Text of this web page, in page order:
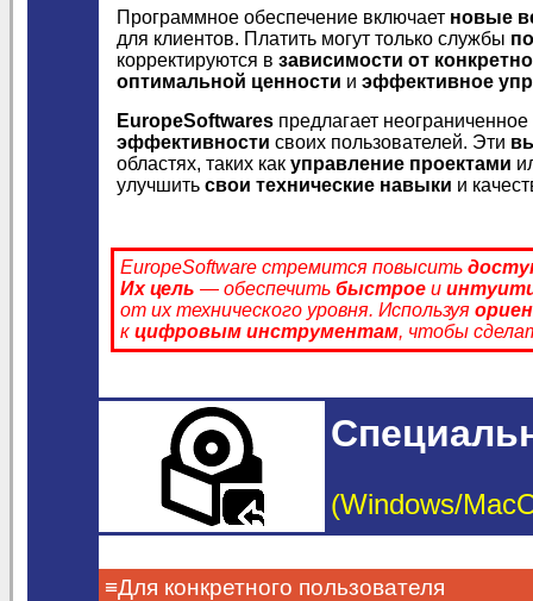
Программное обеспечение включает новые
для клиентов. Платить могут только службы
корректируются в зависимости от
оптимальной ценности и эффективное
EuropeSoftwares предлагает неограниченное
эффективности своих пользователей. Эти
областях, таких как управление проектами
улучшить свои технические навыки и
EuropeSoftware стремится повысить
Их цель — обеспечить быстрое и
от их технического уровня. Используя
к цифровым инструментам, чтобы
(Windows/
≡Для конкретного пользователя